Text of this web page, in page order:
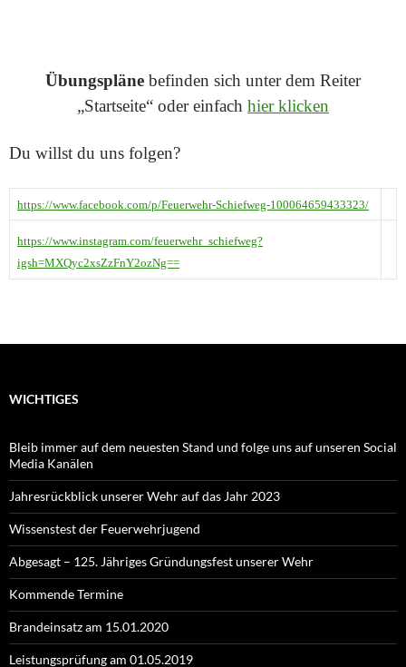
Übungspläne befinden sich unter dem Reiter
„Startseite“ oder einfach hier klicken
Du willst du uns folgen?
https://www.facebook.com/p/Feuerwehr-Schiefweg-100064659433323/
https://www.instagram.com/feuerwehr_schiefweg?
igsh=MXQyc2xsZzFnY2ozNg==
WICHTIGES
Bleib immer auf dem neuesten Stand und folge uns auf unseren Social
Media Kanälen
Jahresrückblick unserer Wehr auf das Jahr 2023
Wissenstest der Feuerwehrjugend
Abgesagt – 125. Jähriges Gründungsfest unserer Wehr
Kommende Termine
Brandeinsatz am 15.01.2020
Leistungsprüfung am 01.05.2019